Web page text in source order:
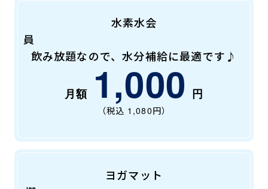
水素水会
員
飲み放題なので、水分補給に最適です♪
1,000
（税込 1,080円）
ヨガマット